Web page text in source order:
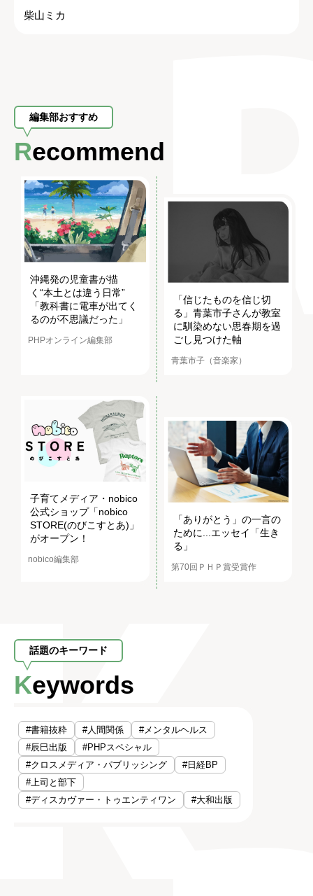
柴山ミカ
編集部おすすめ
Recommend
沖縄発の児童書が描
く“本土とは違う日常”
「教科書に電車が出てく
るのが不思議だった」
PHPオンライン編集部
「信じたものを信じ切
る」青葉市子さんが教室
に馴染めない思春期を過
ごし見つけた軸
青葉市子（音楽家）
子育てメディア・nobico
公式ショップ「nobico
STORE(のびこすとあ)」
がオープン！
nobico編集部
「ありがとう」の一言の
ために...エッセイ「生き
る」
第70回ＰＨＰ賞受賞作
話題のキーワード
Keywords
#書籍抜粋 #人間関係
#メンタルヘルス
#辰巳出版
#PHPスペシャル
#クロスメディア・パブリッシング
#日経BP
#上司と部下
#ディスカヴァー・トゥエンティワン
#大和出版